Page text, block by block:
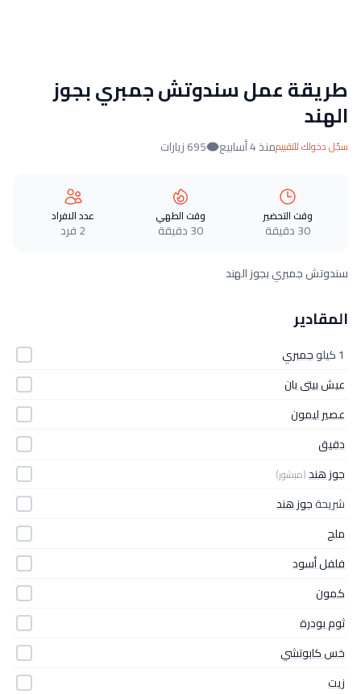
طريقة عمل سندوتش جمبري بجوز
الهند
سجّل دخولك للتقييممنذ 4 أسابيع 695 زيارات
وقت التحضير
30 دقيقة
وقت الطهي
30 دقيقة
عدد الافراد
2 فرد
سندوتش جمبري بجوز الهند
المقادير
1 كيلو
جمبري
عيش بيتى بان
عصير ليمون
دقيق
جوز هند(مبشور)
شريحةجوز هند
ملح
فلفل أسود
كمون
ثوم بودرة
خس كابوتشي
زيت